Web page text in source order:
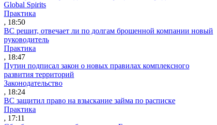
Global Spirits
Практика
, 18:50
ВС решит, отвечает ли по долгам брошенной компании новый
руководитель
Практика
, 18:47
Путин подписал закон о новых правилах комплексного
развития территорий
Законодательство
, 18:24
ВС защитил право на взыскание займа по расписке
Практика
, 17:11